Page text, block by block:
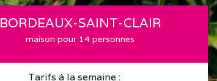
BORDEAUX-SAINT-CLAIR
maison pour 14 personnes
Tarifs à la semaine :